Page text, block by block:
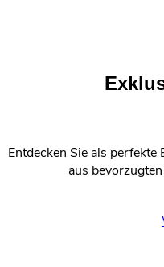
Entdecken Sie als
aus